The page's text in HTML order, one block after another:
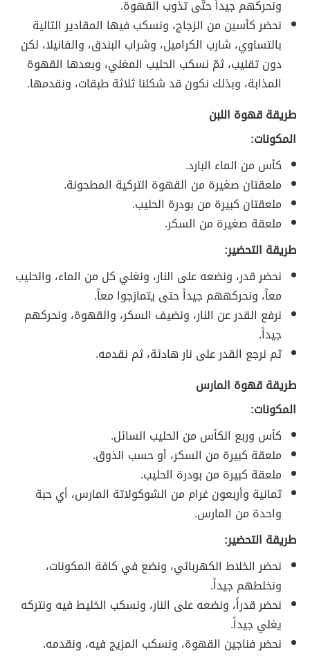
ونحركهم جيداً حتّى تذوب القهوة.
نحضر كأسين من الزجاج، ونسكب فيها المقادير التالية
بالتساوي، شارب الكراميل، وشراب البندق، والفانيلا، لكن
دون تقليب، ثمّ نسكب الحليب المغلي، وبعدها القهوة
المذابة، وبذلك نكون قد شكلنا ثلاثة طبقات، ونقدمها.
طريقة قهوة اللبن
المكونات:
كأس من الماء البارد.
ملعقتان صغيرة من القهوة التركية المطحونة.
ملعقتان كبيرة من بودرة الحليب.
ملعقة صغيرة من السكر.
طريقة التحضير:
نحضر قدر، ونضعه على النار، ونغلي كل من الماء، والحليب
معاً، ونحركههم جيداً حتى يتمازجوا معاً.
نرفع القدر عن النار، ونضيف السكر، والقهوة، ونحركهم
جيداً.
ثم نرجع القدر على نار هادئة، ثم نقدمه.
طريقة قهوة المارس
المكونات:
كأس وربع الكأس من الحليب السائل.
ملعقة كبيرة من السكر، أو حسب الذوق.
ملعقة كبيرة من بودرة الحليب.
ثمانية وأربعون غرام من الشوكولاتة المارس، أي حبة
واحدة من المارس.
طريقة التحضير:
نحضر الخلاط الكهربائي، ونضع في كافة المكونات،
ونخلطهم جيداً.
نحضر قدراً، ونضعه على النار، ونسكب الخليط فيه ونتركه
يغلي جيداً.
نحضر فناجين القهوة، ونسكب المزيج فيه، ونقدمه.